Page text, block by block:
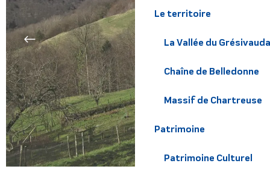
Le territoire
La Vallée du
Chaîne de Belledonne
Massif de Chartreuse
Patrimoine
Patrimoine Culturel